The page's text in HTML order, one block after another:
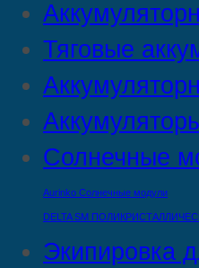
Тяговые
Солнечные
Aurinko Солнечные модули
DELTA SM
Экипировка